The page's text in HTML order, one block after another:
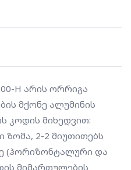
ჰაერის ნაკადის
ჭერიდან.
H არის ორრიგა
მქონე ალუმინის
კოდის მიხედვით:
ზომა, 2-2 მიუთითებს
(ჰორიზონტალური და
მიმართულების